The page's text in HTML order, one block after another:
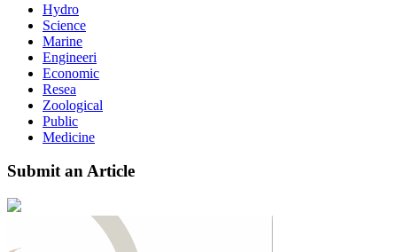
Hydro
Science
Marine
Engineeri
Economic
Resea
Zoological
Public
Medicine
Submit an Article